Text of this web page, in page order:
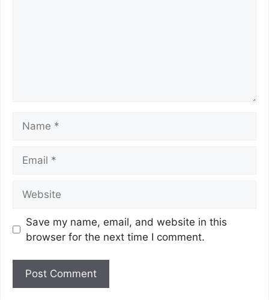
Save my name, email, and website in this
browser for the next time I comment.